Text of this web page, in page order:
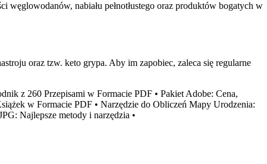
nabiału pełnotłustego oraz produktów bogatych w
oraz tzw. keto grypa. Aby im zapobiec, zaleca się regularne
z 260 Przepisami w Formacie PDF • Pakiet Adobe: Cena,
w Formacie PDF • Narzędzie do Obliczeń Mapy Urodzenia:
Najlepsze metody i narzędzia •